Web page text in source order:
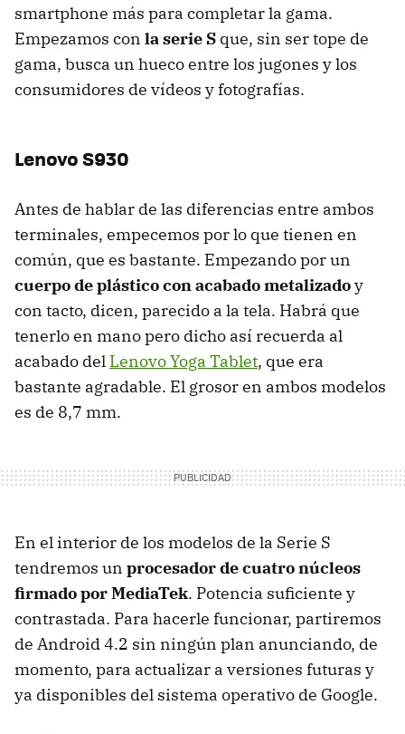
smartphone más para completar la gama.
Empezamos con la serie S que, sin ser tope de
gama, busca un hueco entre los jugones y los
consumidores de vídeos y fotografías.
Lenovo S930
Antes de hablar de las diferencias entre ambos
terminales, empecemos por lo que tienen en
común, que es bastante. Empezando por un
cuerpo de plástico con acabado metalizadoy
con tacto, dicen, parecido a la tela. Habrá que
tenerlo en mano pero dicho así recuerda al
acabado del Lenovo Yoga Tablet, que era
bastante agradable. El grosor en ambos modelos
es de 8,7 mm.
En el interior de los modelos de la Serie S
tendremos un procesador de cuatro núcleos
firmado por MediaTek. Potencia suficiente y
contrastada. Para hacerle funcionar, partiremos
de Android 4.2 sin ningún plan anunciando, de
momento, para actualizar a versiones futuras y
ya disponibles del sistema operativo de Google.